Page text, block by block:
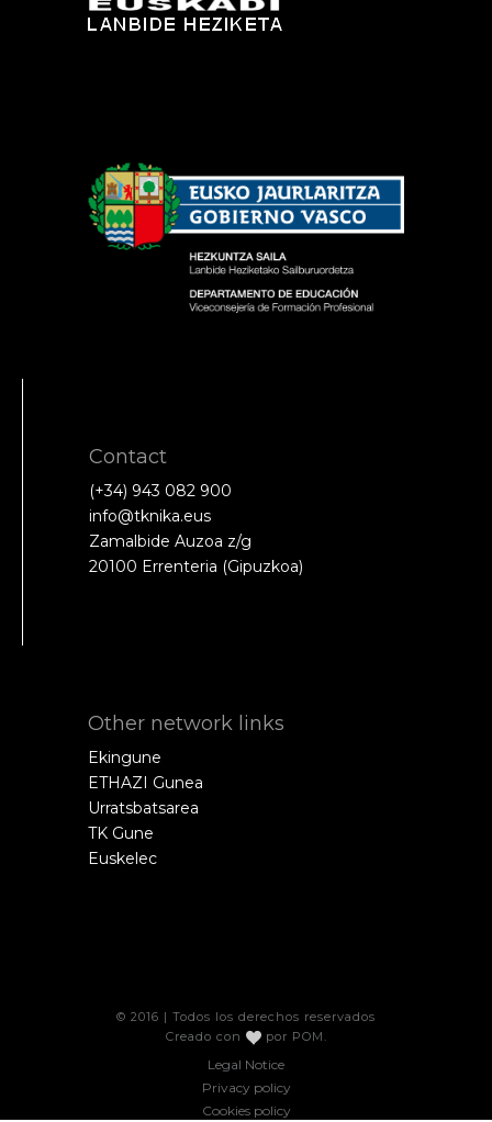
Contact
(+34) 943 082 900
info@tknika.eus
Zamalbide Auzoa z/g
20100 Errenteria (Gipuzkoa)
Other network links
Ekingune
ETHAZI Gunea
Urratsbatsarea
TK Gune
Euskelec
© 2016 | Todos los derechos reservados
Creado con
por POM
Legal Notice
Privacy policy
Cookies policy